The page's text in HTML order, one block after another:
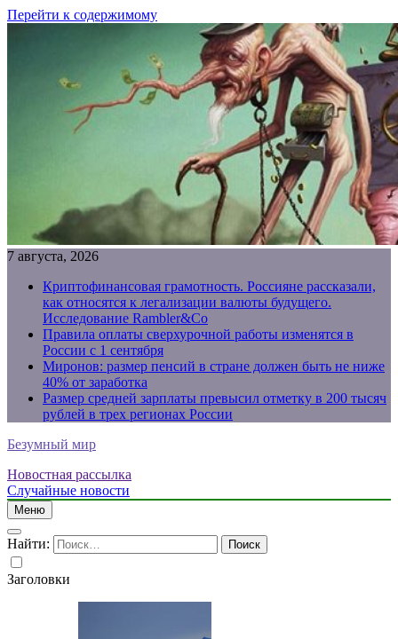
Перейти к содержимому
7 августа, 2026
Криптофинансовая грамотность. Россияне рассказали,
как относятся к легализации валюты будущего.
Исследование Rambler&Co
Правила оплаты сверхурочной работы изменятся в
России с 1 сентября
Миронов: размер пенсий в стране должен быть не ниже
40% от заработка
Размер средней зарплаты превысил отметку в 200 тысяч
рублей в трех регионах России
Безумный мир
Новостная рассылка
Случайные новости
Меню
Найти:
Заголовки